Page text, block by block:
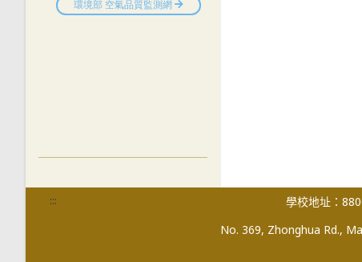
::: 學校地址：
No. 369, Zhonghua Rd.,